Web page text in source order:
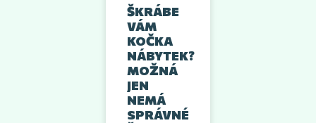
ŠKRÁBE
VÁM
KOČKA
NÁBYTEK?
MOŽNÁ
JEN
NEMÁ
SPRÁVNÉ